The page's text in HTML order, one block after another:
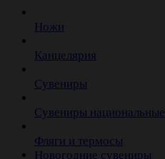
Ножи
Канцелярия
Сувениры
Сувениры национальные
Фляги и термосы
Новогодние сувениры